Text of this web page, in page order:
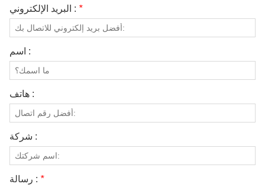
البريد الإلكتروني : *
اسم :
هاتف :
شركة :
رسالة : *